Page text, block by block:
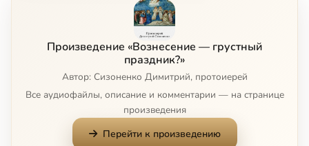
Произведение «Вознесение — грустный
праздник?»
Автор: Сизоненко Димитрий, протоиерей
Все аудиофайлы, описание и комментарии — на странице
произведения
Перейти к произведению